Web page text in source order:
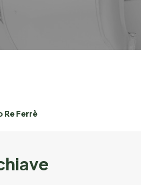
Re Ferrè